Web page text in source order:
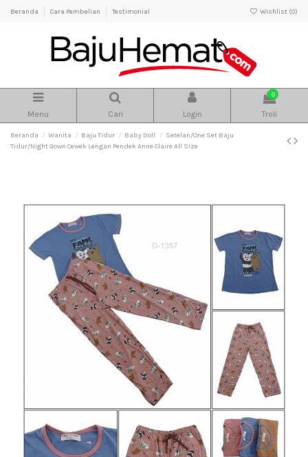
Beranda Cara Pembelian Testimonial Wishlist (0)
Menu Cari Login
0
Troli
Beranda Wanita Baju Tidur Baby Doll
Setelan/One Set Baju
Tidur/Night Gown Cewek Lengan Pendek Anne Claire All Size